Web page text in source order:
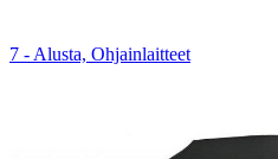
7 - Alusta, Ohjainlaitteet